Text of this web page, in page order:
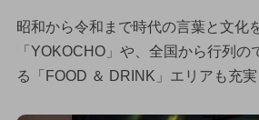
昭和から令和まで時代の言葉と文化
「YOKOCHO」や、全国から行列の
る「FOOD ＆ DRINK」エリアも充実